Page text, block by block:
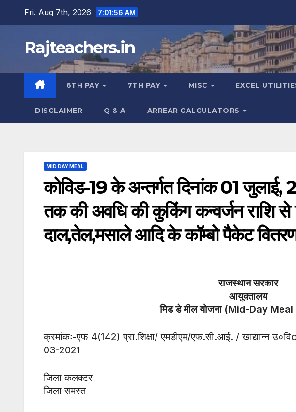
Fri. Aug 7th, 2026 7:01:57 AM
Rajteachers.in
6TH PAY 7TH PAY MISC EXCEL
DISCLAIMER Q & A ARREAR CALCULATORS
MID DAY MEAL
कोविड-19 के अन्तर्गत दिनांक 01 जुलाई,
तक की अवधि की कुकिंग कन्वर्जन राशि से
दाल,तेल,मसाले आदि के कॉम्बो पैकेट
राजस्थान सरकार
आयुक्तालय
मिड डे मील योजना (Mid-Day
क्रमांकः-एफ 4(142) प्रा.शिक्षा/ एमडीएम/एफ.सी.आई. / खाद्यान्न
03-2021
जिला कलक्टर
जिला समस्त